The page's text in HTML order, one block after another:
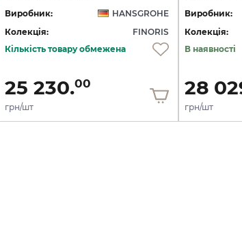
Виробник:
HANSGROHE
Колекція:
FINORIS
Кількість товару обмежена
25 230.00
грн/шт
Виробник:
Колекція:
В наявності
28
грн/шт